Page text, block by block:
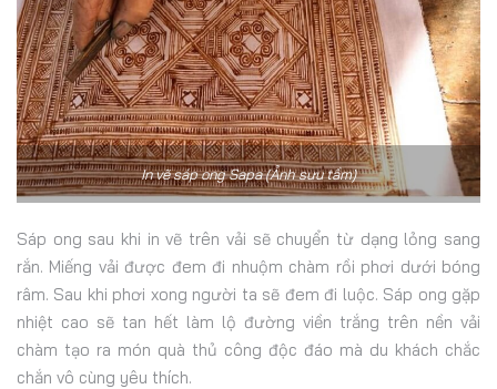
In vẽ sáp ong Sapa (Ảnh sưu tầm)
Sáp ong sau khi in vẽ trên vải sẽ chuyển từ dạng lỏng sang
rắn. Miếng vải được đem đi nhuộm chàm rồi phơi dưới bóng
râm. Sau khi phơi xong người ta sẽ đem đi luộc. Sáp ong gặp
nhiệt cao sẽ tan hết làm lộ đường viền trắng trên nền vải
chàm tạo ra món quà thủ công độc đáo mà du khách chắc
chắn vô cùng yêu thích.